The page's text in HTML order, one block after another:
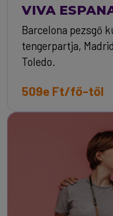
VIVA
Barcelona pezsgő
tengerpartja,
Toledo.
509e Ft/fő-től